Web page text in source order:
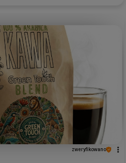
zweryfikowano